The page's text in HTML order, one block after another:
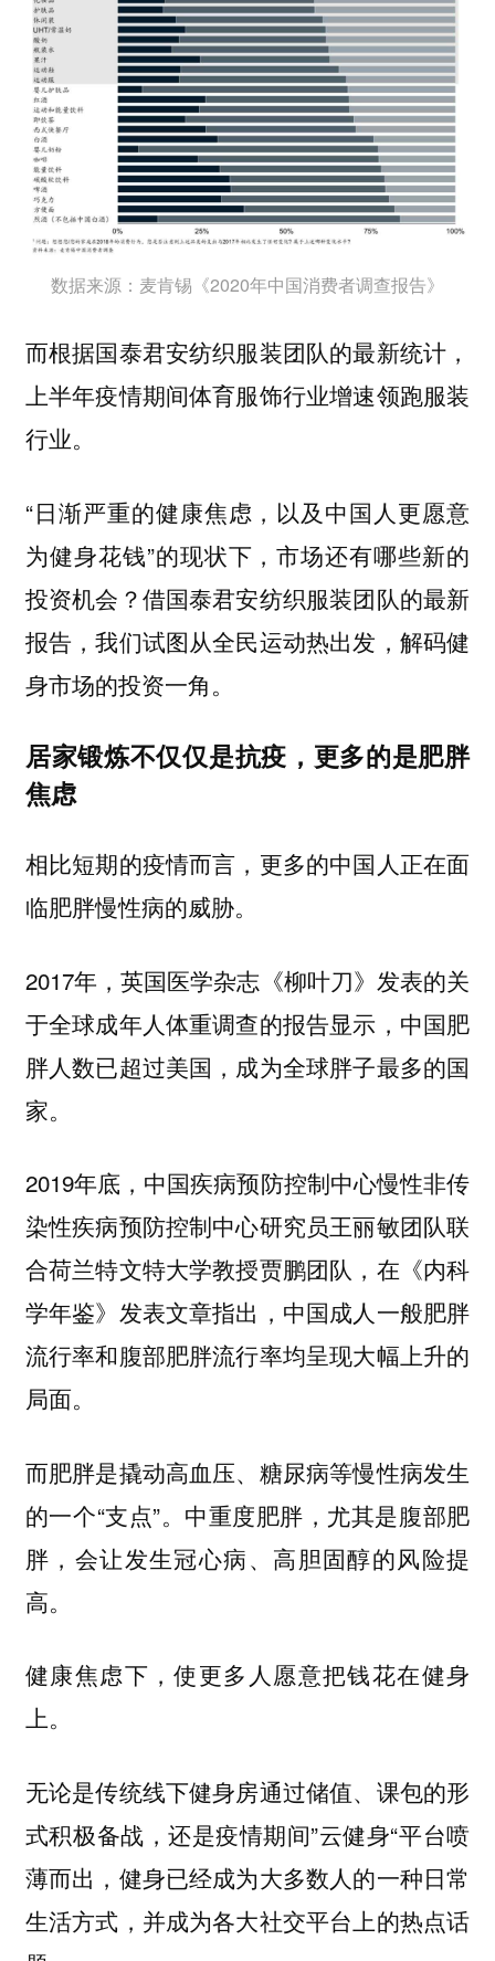
数据来源：麦肯锡《2020年中国消费者调查报告》
而根据国泰君安纺织服装团队的最新统计，
上半年疫情期间体育服饰行业增速领跑服装
行业。
“日渐严重的健康焦虑，以及中国人更愿意
为健身花钱”的现状下，市场还有哪些新的
投资机会？借国泰君安纺织服装团队的最新
报告，我们试图从全民运动热出发，解码健
身市场的投资一角。
居家锻炼不仅仅是抗疫， 更多的是肥胖
焦虑
相比短期的疫情而言，更多的中国人正在面
临肥胖慢性病的威胁。
2017年，英国医学杂志《柳叶刀》发表的关
于全球成年人体重调查的报告显示，中国肥
胖人数已超过美国，成为全球胖子最多的国
家。
2019年底，中国疾病预防控制中心慢性非传
染性疾病预防控制中心研究员王丽敏团队联
合荷兰特文特大学教授贾鹏团队，在《内科
学年鉴》发表文章指出，中国成人一般肥胖
流行率和腹部肥胖流行率均呈现大幅上升的
局面。
而肥胖是撬动高血压、糖尿病等慢性病发生
的一个“支点”。中重度肥胖，尤其是腹部肥
胖，会让发生冠心病、高胆固醇的风险提
高。
健康焦虑下，使更多人愿意把钱花在健身
上。
无论是传统线下健身房通过储值、课包的形
式积极备战，还是疫情期间”云健身“平台喷
薄而出，健身已经成为大多数人的一种日常
生活方式，并成为各大社交平台上的热点话